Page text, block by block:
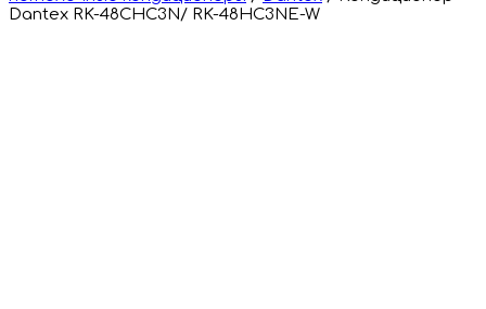
Dantex RK-48CHC3N/ RK-48HC3NE-W